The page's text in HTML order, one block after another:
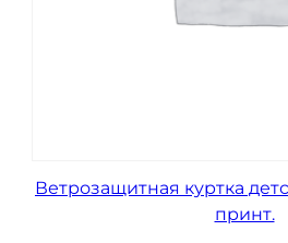
Ветрозащитная куртка
принт.